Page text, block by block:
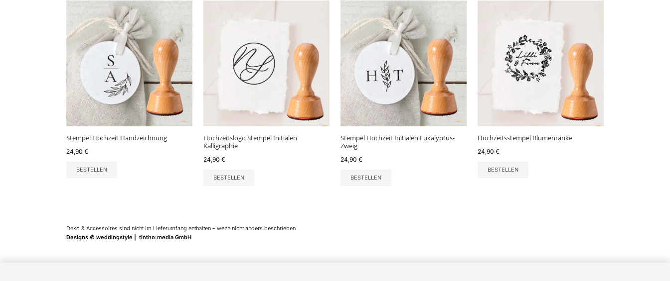
Stempel Hochzeit Handzeichnung
24,90 €
BESTELLEN
Hochzeitslogo Stempel Initialen
Kalligraphie
24,90 €
BESTELLEN
Stempel Hochzeit Initialen Eukalyptus-
Zweig
24,90 €
BESTELLEN
Hochzeitsstempel Blumenranke
24,90 €
BESTELLEN
Deko & Accessoires sind nicht im Lieferumfang enthalten – wenn nicht anders beschrieben
Designs © weddingstyle | tintho:media GmbH